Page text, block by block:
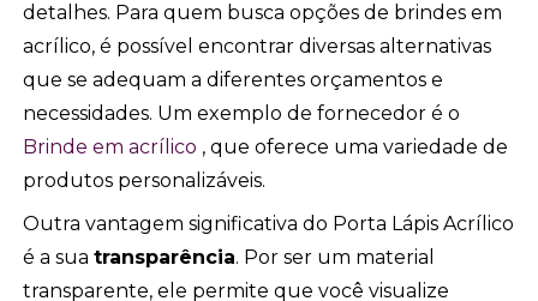
detalhes. Para quem busca opções de brindes em
acrílico, é possível encontrar diversas alternativas
que se adequam a diferentes orçamentos e
necessidades. Um exemplo de fornecedor é o
Brinde em acrílico , que oferece uma variedade de
produtos personalizáveis.
Outra vantagem significativa do Porta Lápis Acrílico
é a suatransparência. Por ser um material
transparente, ele permite que você visualize